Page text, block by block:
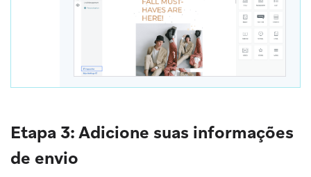
Etapa 3: Adicione suas informações
de envio